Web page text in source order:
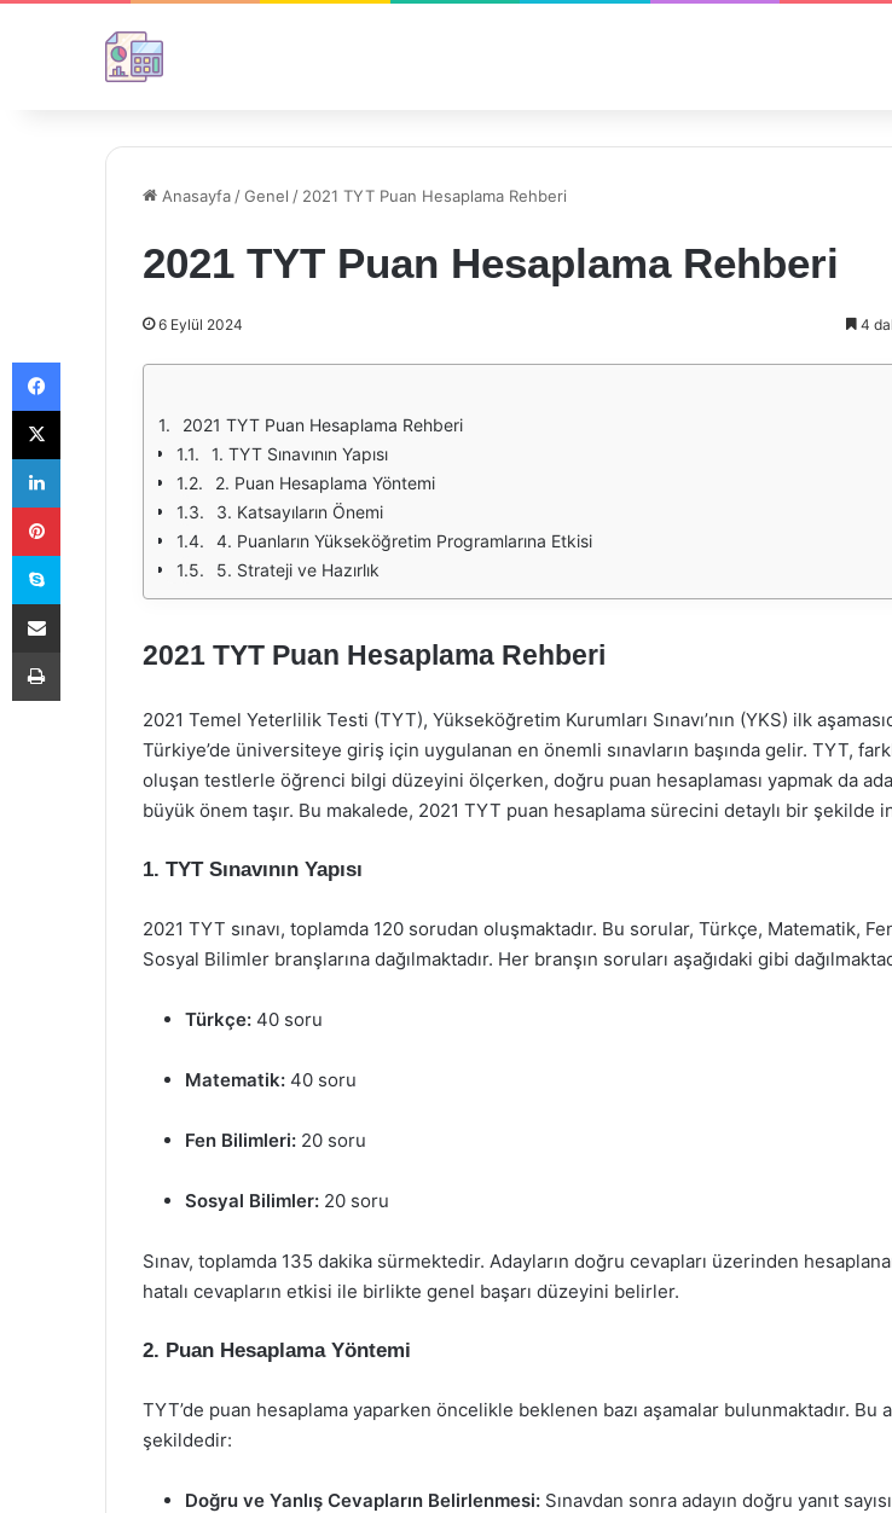
Anasayfa /Genel / 2021 TYT Puan Hesaplama Rehberi
2021 TYT Puan Hesaplama Rehberi
6 Eylül 2024 4
2021 TYT Puan Hesaplama Rehberi
1. TYT Sınavının Yapısı
2. Puan Hesaplama Yöntemi
3. Katsayıların Önemi
4. Puanların Yükseköğretim Programlarına Etkisi
5. Strateji ve Hazırlık
2021 TYT Puan Hesaplama Rehberi
2021 Temel Yeterlilik Testi (TYT), Yükseköğretim Kurumları Sınavı’nın (YKS) ilk
Türkiye’de üniversiteye giriş için uygulanan en önemli sınavların başında gelir. TYT,
oluşan testlerle öğrenci bilgi düzeyini ölçerken, doğru puan hesaplaması yapmak da
büyük önem taşır. Bu makalede, 2021 TYT puan hesaplama sürecini detaylı bir şekilde
1. TYT Sınavının Yapısı
2021 TYT sınavı, toplamda 120 sorudan oluşmaktadır. Bu sorular, Türkçe, Matematik,
Sosyal Bilimler branşlarına dağılmaktadır. Her branşın soruları aşağıdaki gibi
Türkçe: 40 soru
Matematik: 40 soru
Fen Bilimleri: 20 soru
Sosyal Bilimler: 20 soru
Sınav, toplamda 135 dakika sürmektedir. Adayların doğru cevapları üzerinden
hatalı cevapların etkisi ile birlikte genel başarı düzeyini belirler.
2. Puan Hesaplama Yöntemi
TYT’de puan hesaplama yaparken öncelikle beklenen bazı aşamalar bulunmaktadır. Bu
şekildedir:
Doğru ve Yanlış Cevapların Belirlenmesi: Sınavdan sonra adayın doğru yanıt
Facebook
X
LinkedIn
Pinterest
Skype
E-Posta ile paylaş